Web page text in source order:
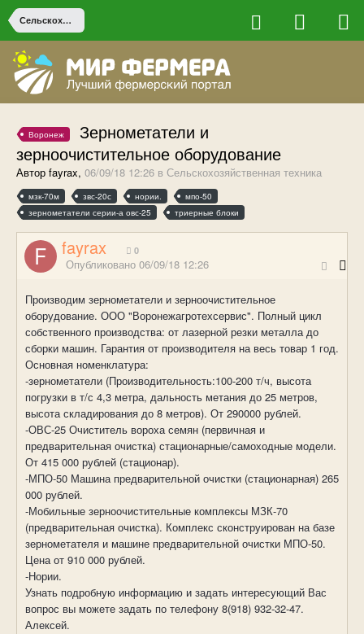
Сельскохозяйственная техника
Воронеж
Зернометатели и
зерноочистительное оборудование
Автор fayrax, 06/09/18 12:26 в Сельскохозяйственная техника
мзк-70м звс-20с нории.
мпо-50
зернометатели серии-а овс-25
триерные блоки
fayrax 0
Опубликовано 06/09/18 12:26
Производим зернометатели и зерноочистительное
оборудование. ООО "Воронежагротехсервис". Полный цикл
собственного производства: от лазерной резки металла до
сборки машин. Гарантия от производителя на весь товар 1 год.
Основная номенклатура:
-зернометатели (Производительность:100-200 т/ч, высота
погрузки в т/с 4,3 метра, дальность метания до 25 метров,
высота складирования до 8 метров). От 290000 рублей.
-ОВС-25 Очиститель вороха семян (первичная и
предварительная очистка) стационарные/самоходные модели.
От 415 000 рублей (стационар).
-МПО-50 Машина предварительной очистки (стационарная) 265
000 рублей.
-Мобильные зерноочистительные комплексы МЗК-70
(предварительная очистка). Комплекс сконструирован на базе
зернометателя и машине предварительной очистки МПО-50.
Цена от 910 000 рублей.
-Нории.
Узнать подробную информацию и задать интересующий Вас
вопрос вы можете задать по телефону 8(918) 932-32-47.
Алексей.